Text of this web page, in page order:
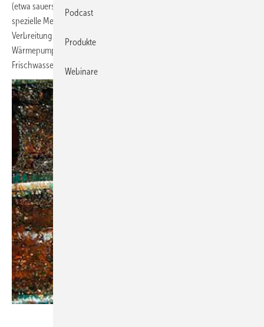
(etwa sauerstoffdichte Kunststoffrohre bei Fußbodenheizungen und
spezielle Metalle und Legierungen für Wärmeübertrager) und die
Verbreitung der Systeme: Solaranlagen, Erdwärmesonden,
Wärmepumpen, BHKW und Brennstoffzellen, Pufferspeicher und
Frischwassererwärmer, Biomasse-­Heizungen, Hybridanlagen etc.
Podcast
Produkte
Webinare